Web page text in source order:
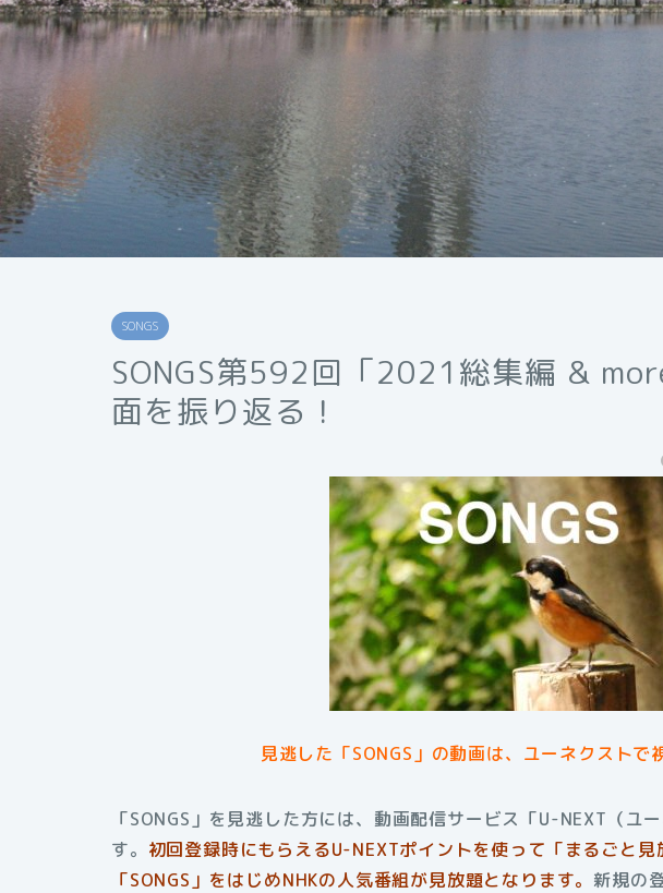
SONGS
SONGS第592回「2021総集編 &
面を振り返る！
見逃した「SONGS」の動画は、ユーネクストで
「SONGS」を見逃した方には、動画配信サービス「U-NEXT（ユ
す。 初回登録時にもらえるU-NEXTポイントを使って「まるごと見
「SONGS」をはじめNHKの人気番組が見放題となります。 新規の